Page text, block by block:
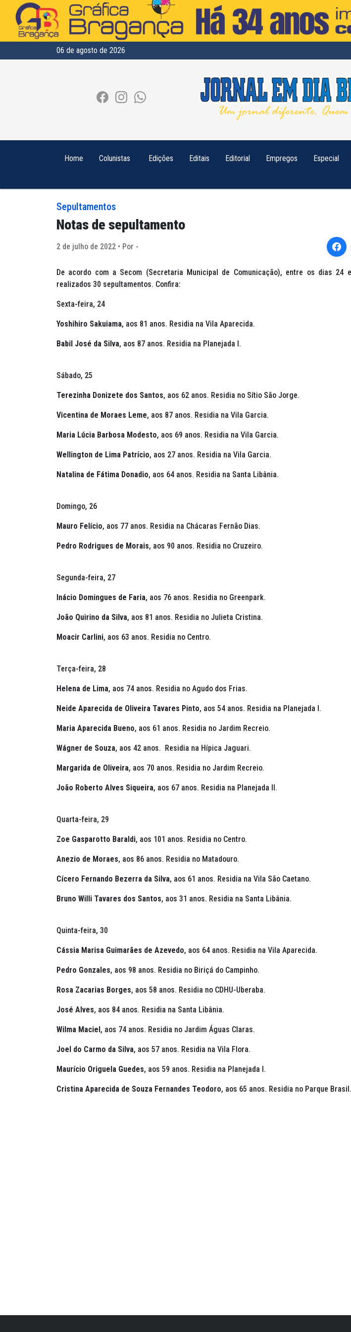
06 de agosto de 2026
Home Colunistas Edições Editais Editorial Empregos Especial
Sepultamentos
Notas de sepultamento
2 de julho de 2022 • Por -
De acordo com a Secom (Secretaria Municipal de Comunicação), entre os dias 24
realizados 30 sepultamentos. Confira:
Sexta-feira, 24
Yoshihiro Sakuiama, aos 81 anos. Residia na Vila Aparecida.
Babil José da Silva, aos 87 anos. Residia na Planejada I.
Sábado, 25
Terezinha Donizete dos Santos, aos 62 anos. Residia no Sítio São Jorge.
Vicentina de Moraes Leme, aos 87 anos. Residia na Vila Garcia.
Maria Lúcia Barbosa Modesto, aos 69 anos. Residia na Vila Garcia.
Wellington de Lima Patrício, aos 27 anos. Residia na Vila Garcia.
Natalina de Fátima Donadio, aos 64 anos. Residia na Santa Libânia.
Domingo, 26
Mauro Felício, aos 77 anos. Residia na Chácaras Fernão Dias.
Pedro Rodrigues de Morais, aos 90 anos. Residia no Cruzeiro.
Segunda-feira, 27
Inácio Domingues de Faria, aos 76 anos. Residia no Greenpark.
João Quirino da Silva, aos 81 anos. Residia no Julieta Cristina.
Moacir Carlini, aos 63 anos. Residia no Centro.
Terça-feira, 28
Helena de Lima, aos 74 anos. Residia no Agudo dos Frias.
Neide Aparecida de Oliveira Tavares Pinto, aos 54 anos. Residia na Planejada I.
Maria Aparecida Bueno, aos 61 anos. Residia no Jardim Recreio.
Wágner de Souza, aos 42 anos. Residia na Hípica Jaguari.
Margarida de Oliveira, aos 70 anos. Residia no Jardim Recreio.
João Roberto Alves Siqueira, aos 67 anos. Residia na Planejada II.
Quarta-feira, 29
Zoe Gasparotto Baraldi, aos 101 anos. Residia no Centro.
Anezio de Moraes, aos 86 anos. Residia no Matadouro.
Cícero Fernando Bezerra da Silva, aos 61 anos. Residia na Vila São Caetano.
Bruno Willi Tavares dos Santos, aos 31 anos. Residia na Santa Libânia.
Quinta-feira, 30
Cássia Marisa Guimarães de Azevedo, aos 64 anos. Residia na Vila Aparecida.
Pedro Gonzales, aos 98 anos. Residia no Biriçá do Campinho.
Rosa Zacarias Borges, aos 58 anos. Residia no CDHU-Uberaba.
José Alves, aos 84 anos. Residia na Santa Libânia.
Wilma Maciel , aos 74 anos. Residia no Jardim Águas Claras.
Joel do Carmo da Silva, aos 57 anos. Residia na Vila Flora.
Maurício Origuela Guedes, aos 59 anos. Residia na Planejada I.
Cristina Aparecida de Souza Fernandes Teodoro, aos 65 anos. Residia no Parque Brasil.